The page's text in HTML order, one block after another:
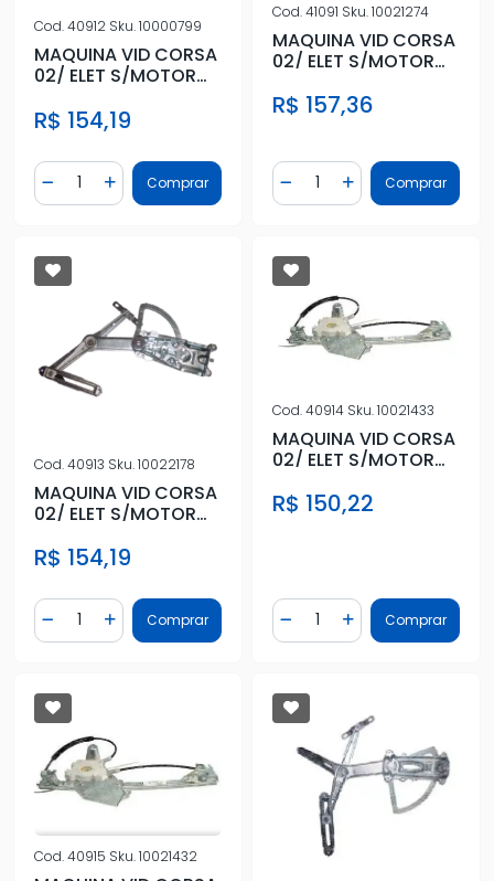
Cod.40912 Sku.10000799
MAQUINA VID CORSA
02/ ELET S/MOTOR
(MABUCHI)
R$ 154,19
Diminuir Quantidade
Quantidade
Adicionar Quantidade
Comprar
Cod.41091 Sku.10021274
MAQUINA VID CORSA
02/ ELET S/MOTOR
(BOSCH)
R$ 157,36
Diminuir Quantidade
Quantidade
AdicionarComprar
Cod.40913 Sku.10022178
MAQUINA VID CORSA
02/ ELET S/MOTOR
(MABUCHI)
R$ 154,19
Diminuir Quantidade
Quantidade
Adicionar Quantidade
Comprar
Cod.40914 Sku.10021433
MAQUINA VID CORSA
02/ ELET S/MOTOR
R$ 150,22
Diminuir Quantidade
Quantidade
AdicionarComprar
Cod.40915 Sku.10021432